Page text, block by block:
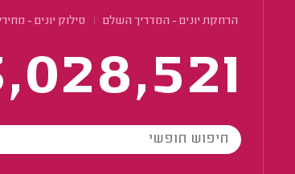
הרחקת יונים - המדריך השלם סילוק יונים -